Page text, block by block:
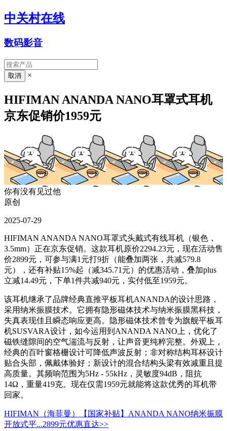
中关村在线
数码影音
×
HIFIMAN ANANDA NANO耳罩式耳机
京东促销价1959元
你有没有见过他
原创
2025-07-29
HIFIMAN ANANDA NANO耳罩式头戴式有线耳机（银色，
3.5mm）正在京东促销。这款耳机原价2294.23元，现在活动售
价2899元，可参与满1元打9折（能叠加两张，共减579.8
元），还有补贴15%起（减345.71元）的优惠活动，叠加plus
立减14.49元，下单1件共减940元，实付低至1959元。
该耳机继承了品牌经典直推平板耳机ANANDA的设计思路，
采用纳米振膜技术。它拥有隐形磁体技术与纳米振膜黑科技，
失真表现佳且瞬态响应更高。隐形磁体技术曾专为旗舰平板耳
机SUSVARA设计，如今运用到ANANDA NANO上，优化了
磁铁缝隙间的空气湍流与反射，让声音更纯粹完整。外观上，
经典的百叶窗格栅设计可降低声波反射；非对称结构耳杯设计
贴合头部，佩戴体验好；新设计的混合结构头梁有效减重且提
高质量。其频响范围为5Hz - 55kHz，灵敏度94dB，阻抗
14Ω，重量419克。现在仅需1959元就能将这款优秀的耳机带
回家。
HIFIMAN（海菲曼）【国家补贴】ANANDA NANO纳米振膜
开放式平...2899元优惠直达>>